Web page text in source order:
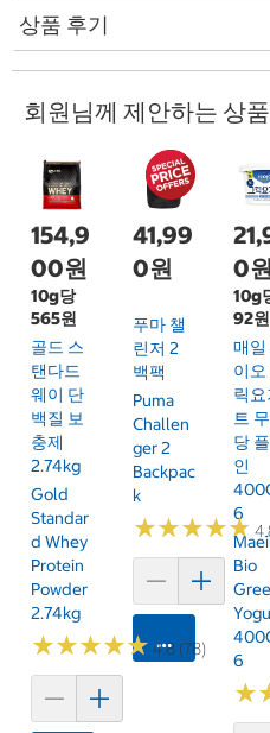
상품 후기
회원님께 제안하는 상품
154,9
00원
10g당
565원
골드 스
탠다드
웨이 단
백질 보
충제
2.74kg
Gold
Standar
D Whey
Protein
Powder
2.74kg
★★★★★
★★★★★ 4.8 (78)
41,99
0원
푸마 챌
린저 2
백팩
Puma
Challen
Ger 2
Backpac
K
★★★★★
★★★★★
카트에 담기
0원
10g
92원
매일
이오
릭요
트
당
인
6
Bio
6
★
★